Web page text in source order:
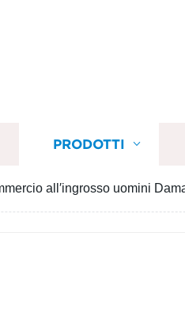
PRODOTTI
all′ingrosso uomini